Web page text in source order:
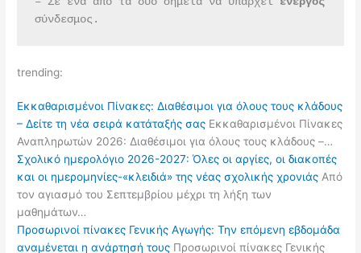
σύνδεσμος.
trending:
Εκκαθαρισμένοι Πίνακες: Διαθέσιμοι για όλους τους κλάδους
– Δείτε τη νέα σειρά κατάταξής σας Εκκαθαρισμένοι Πίνακες
Αναπληρωτών 2026: Διαθέσιμοι για όλους τους κλάδους –…
Σχολικό ημερολόγιο 2026-2027: Όλες οι αργίες, οι διακοπές
και οι ημερομηνίες-«κλειδιά» της νέας σχολικής χρονιάς Από
τον αγιασμό του Σεπτεμβρίου μέχρι τη λήξη των
μαθημάτων…
Προσωρινοί πίνακες Γενικής Αγωγής: Την επόμενη εβδομάδα
αναμένεται η ανάρτησή τους Προσωρινοί πίνακες Γενικής